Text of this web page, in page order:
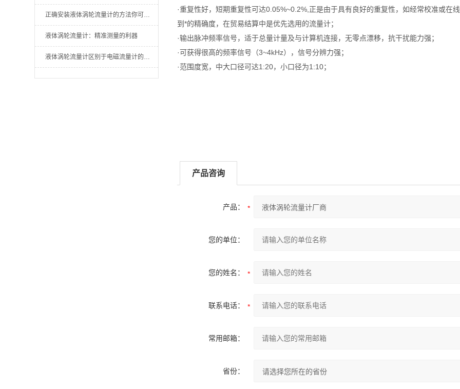
正确安装液体涡轮流量计的方法你可知！
液体涡轮流量计：精准测量的利器
液体涡轮流量计区别于电磁流量计的方面有哪些
·重复性好，短期重复性可达0.05%~0.2%,正是由于具有良好的重复性，如经常校准或在
到*的精确度，在贸易结算中是优先选用的流量计；
·输出脉冲频率信号，适于总量计量及与计算机连接，无零点漂移，抗干扰能力强；
·可获得很高的频率信号（3~4kHz），信号分辨力强；
·范围度宽，中大口径可达1:20，小口径为1:10；
产品咨询
产品：
您的单位：
您的姓名：
联系电话：
常用邮箱：
省份：